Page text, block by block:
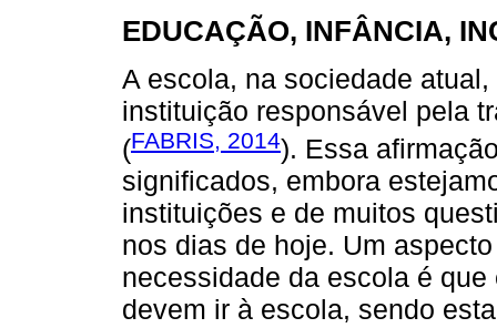
EDUCAÇÃO, INFÂNCIA,
A escola, na sociedade
instituição responsável pela
(FABRIS, 2014). Essa
significados, embora
instituições e de muitos
nos dias de hoje. Um
necessidade da escola é
devem ir à escola, sendo